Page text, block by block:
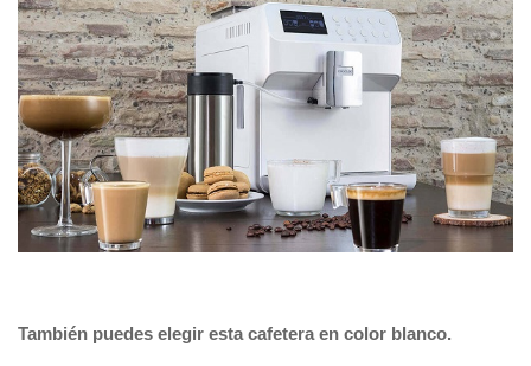
También puedes elegir esta cafetera en color blanco.